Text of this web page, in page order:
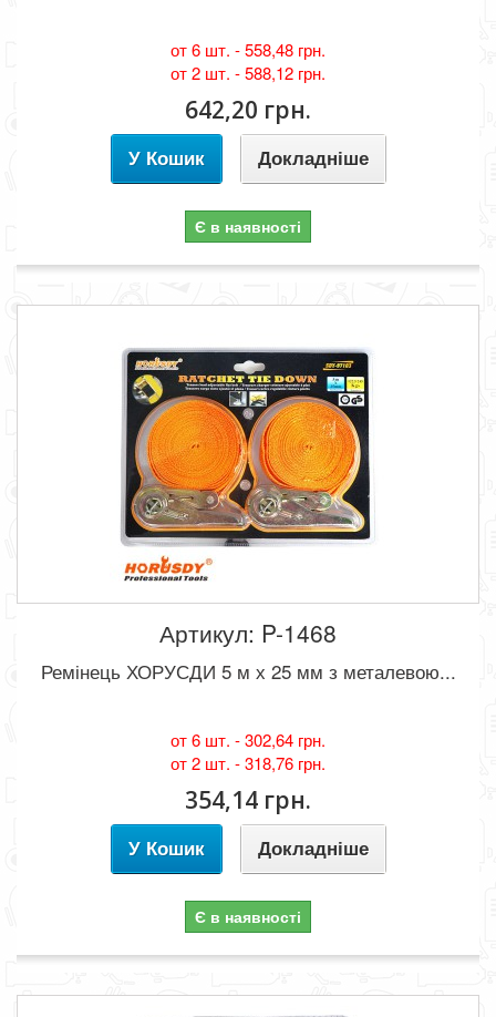
от 6 шт. -558,48 грн.
от 2 шт. -588,12 грн.
642,20 грн.
У Кошик Докладніше
Є в наявності
Артикул: P-1468
Ремінець ХОРУСДИ 5 м х 25 мм з металевою...
от 6 шт. -302,64 грн.
от 2 шт. -318,76 грн.
354,14 грн.
У Кошик Докладніше
Є в наявності